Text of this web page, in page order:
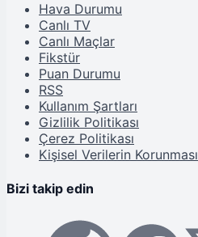
Hava Durumu
Canlı TV
Canlı Maçlar
Fikstür
Puan Durumu
RSS
Kullanım Şartları
Gizlilik Politikası
Çerez Politikası
Kişisel Verilerin Korunması
Bizi takip edin